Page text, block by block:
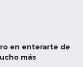
en enterarte de
más